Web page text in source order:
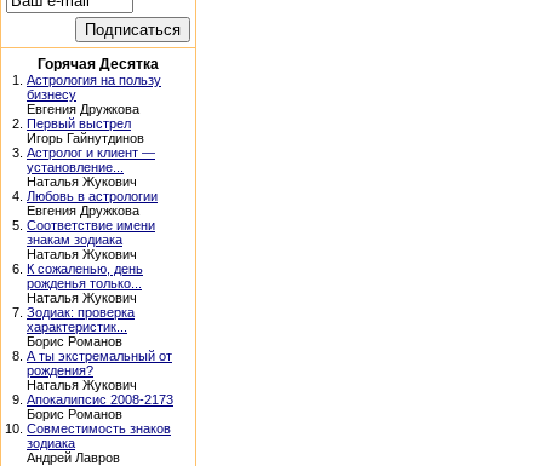
Горячая Десятка
1. Астрология на пользу
бизнесу
Евгения Дружкова
2. Первый выстрел
Игорь Гайнутдинов
3. Астролог и клиент —
установление...
Наталья Жукович
4. Любовь в астрологии
Евгения Дружкова
5. Соответствие имени
знакам зодиака
Наталья Жукович
6. К сожаленью, день
рожденья только...
Наталья Жукович
7. Зодиак: проверка
характеристик...
Борис Романов
8. А ты экстремальный от
рождения?
Наталья Жукович
9. Апокалипсис 2008-2173
Борис Романов
10. Совместимость знаков
зодиака
Андрей Лавров